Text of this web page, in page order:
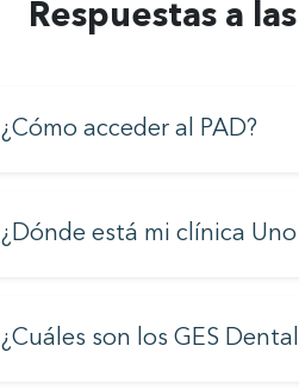
Respuestas a
¿Cómo acceder al PAD?
¿Dónde está mi clínica
¿Cuáles son los GES